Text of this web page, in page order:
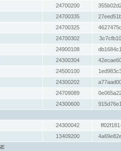
24700200
24700335
24700325
24700302
24900108
24300304
24500100
24300202
24709089
24300600
24300042
13409200